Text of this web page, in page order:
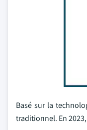
Basé sur la
traditionnel. En